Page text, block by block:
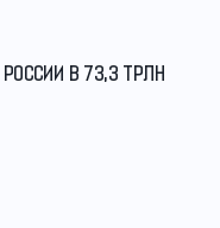
В 73,3 ТРЛН